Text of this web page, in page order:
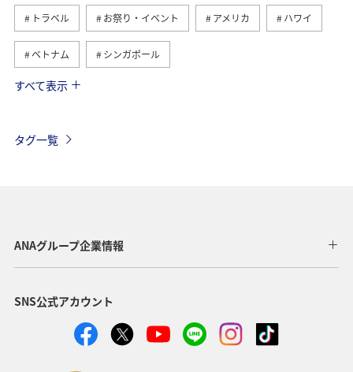
トラベル お祭り・イベント アメリカ ハワイ
ベトナム シンガポール
スペイン
世界遺産 歴史・文化・芸術 ANA Mall ライフ
日常 ショッピング＆ライフ
ANAショッピング A-style ワイン ベルギー
すべて表示
タグ一覧
ANAグループ企業情報
SNS公式アカウント